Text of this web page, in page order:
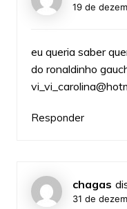
19 de
eu queria saber
do ronaldinho
Responder
chagas
31 de